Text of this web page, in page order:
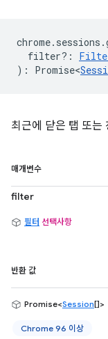
chrome. sessions .
filter? :
) : Promise<
최근에 닫은 탭 또는
매개변수
filter
필터 선택사항
반환 값
Promise<Session[]>
Chrome 96 이상